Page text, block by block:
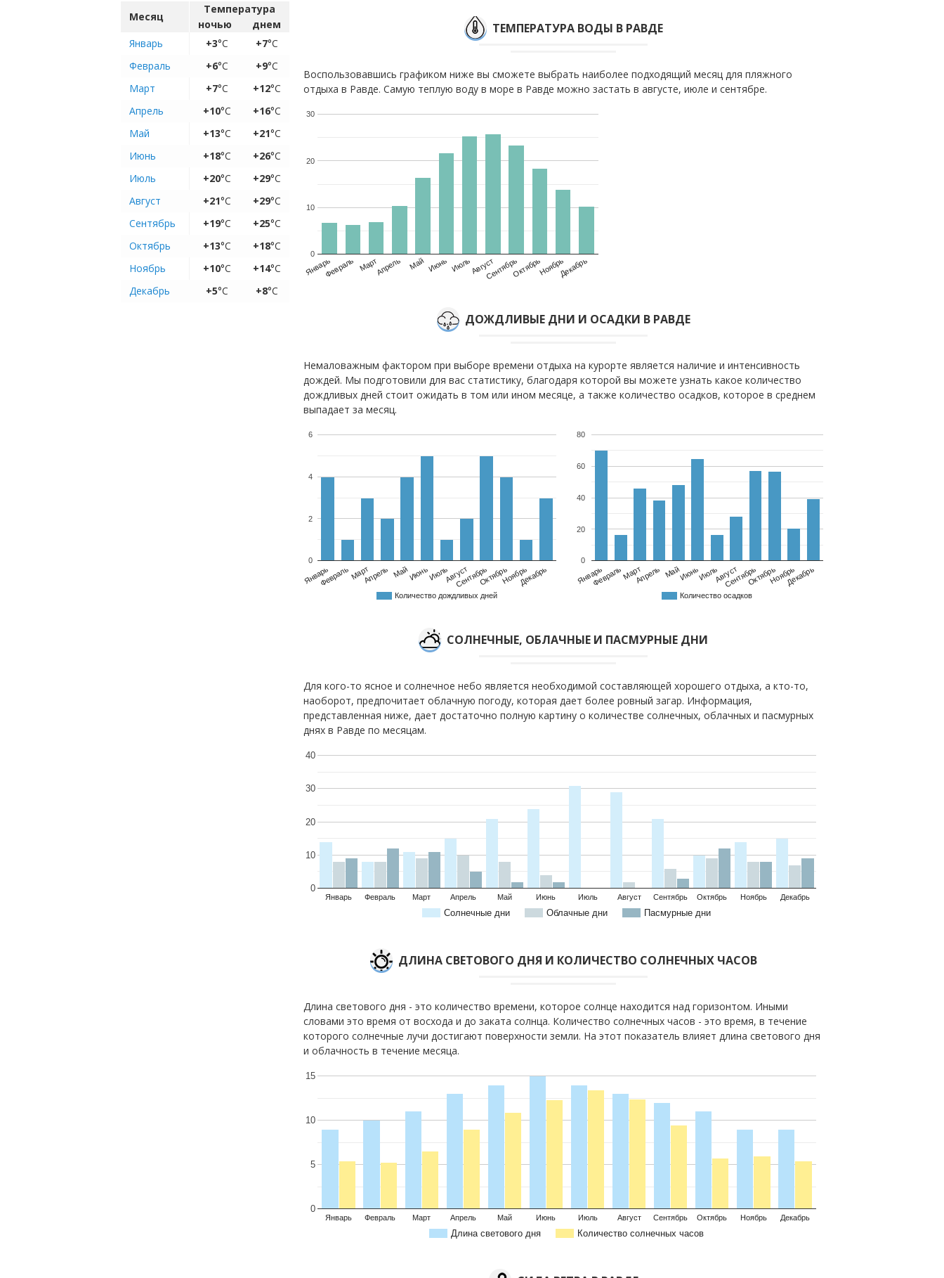
Месяц
Температура
ночью
днем
Январь
+3°C +7°C
Февраль
+6°C +9°C
Март
+7°C +12°C
Апрель
+10°C +16°C
Май
+13°C +21°C
Июнь
+18°C +26°C
Июль
+20°C +29°C
Август
+21°C +29°C
Сентябрь
+19°C +25°C
Октябрь
+13°C +18°C
Ноябрь
+10°C +14°C
Декабрь
+5°C +8°C
ТЕМПЕРАТУРА ВОДЫ В РАВДЕ
Воспользовавшись графиком ниже вы сможете выбрать наиболее подходящий месяц для пляжного
отдыха в Равде. Самую теплую воду в море в Равде можно застать в августе, июле и сентябре.
ЯнварьФевраль МартАпрель Май Июнь ИюльАвгустСентябрьОктябрьНоябрьДекабрь
0
10
20
30
ДОЖДЛИВЫЕ ДНИ И ОСАДКИ В РАВДЕ
Немаловажным фактором при выборе времени отдыха на курорте является наличие и интенсивность
дождей. Мы подготовили для вас статистику, благодаря которой вы можете узнать какое количество
дождливых дней стоит ожидать в том или ином месяце, а также количество осадков, которое в среднем
выпадает за месяц.
Количество дождливых дней
ЯнварьФевральМартАпрель МайИюньИюльАвгуст
СентябрьОктябрьНоябрьДекабрь
0
2
4
6
Количество осадков
ЯнварьФевральМартАпрель МайИюньИюльАвгуст
СентябрьОктябрьНоябрьДекабрь
0
20
40
60
80
CОЛНЕЧНЫЕ, ОБЛАЧНЫЕ И ПАСМУРНЫЕ ДНИ
Для кого-то ясное и солнечное небо является необходимой составляющей хорошего отдыха, а кто-то,
наоборот, предпочитает облачную погоду, которая дает более ровный загар. Информация,
представленная ниже, дает достаточно полную картину о количестве солнечных, облачных и пасмурных
днях в Равде по месяцам.
Солнечные дни Облачные дни Пасмурные дни
Январь Февраль Март Апрель Май Июнь Июль Август Сентябрь Октябрь Ноябрь Декабрь
0
10
20
30
40
ДЛИНА СВЕТОВОГО ДНЯ И КОЛИЧЕСТВО СОЛНЕЧНЫХ ЧАСОВ
Длина светового дня - это количество времени, которое солнце находится над горизонтом. Иными
словами это время от восхода и до заката солнца. Количество солнечных часов - это время, в течение
которого солнечные лучи достигают поверхности земли. На этот показатель влияет длина светового дня
и облачность в течение месяца.
Длина светового дня Количество солнечных часов
Январь Февраль Март Апрель Май Июнь Июль Август Сентябрь Октябрь Ноябрь Декабрь
0
5
10
15